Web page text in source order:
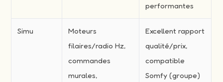
performantes
Simu
Moteurs
filaires/radio Hz,
commandes
murales,
Excellent rapport
qualité/prix,
compatible
Somfy (groupe)